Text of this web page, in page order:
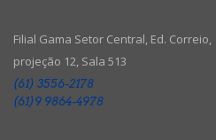
Filial Gama Setor Central, Ed. Correio,
projeção 12, Sala 513
(61) 3556-2178
(61)9 9864-4978